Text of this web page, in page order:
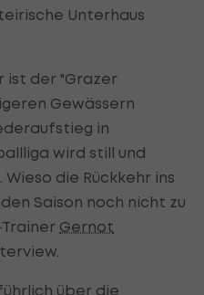
Unterhaus
ist der "Grazer
Gewässern
in
wird still und
die Rückkehr ins
Saison noch nicht zu
Gernot
über die